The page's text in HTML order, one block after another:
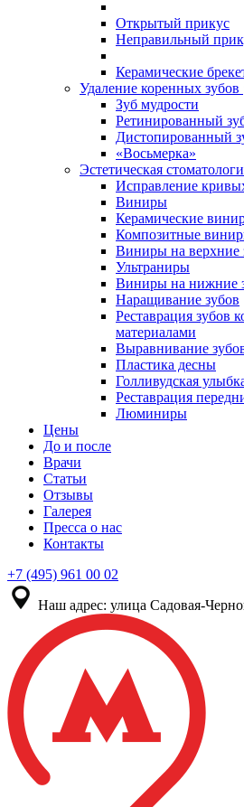
Открытый прикус
Неправильный
Керамические
Удаление коренных зубов
Зуб мудрости
Ретинированный
Дистопированный
«Восьмерка»
Эстетическая
Исправление
Виниры
Керамические
Композитные
Виниры на верхние
Ультраниры
Виниры на нижние
Наращивание зубов
Реставрация зубов
материалами
Выравнивание
Пластика десны
Голливудская
Реставрация
Люминиры
Цены
До и после
Врачи
Статьи
Отзывы
Галерея
Пресса о нас
Контакты
+7 (495) 961 00 02
Наш адрес: улица Садовая-